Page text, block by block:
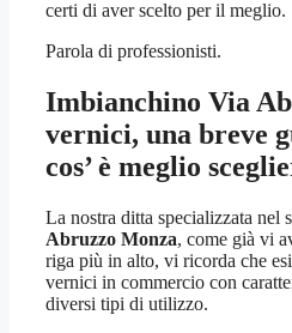
certi di aver scelto per il meglio.
Parola di professionisti.
Imbianchino Via
vernici, una breve
cos’ è meglio
La nostra ditta specializzata nel
Abruzzo Monza, come già vi
riga più in alto, vi ricorda che
vernici in commercio con
diversi tipi di utilizzo.